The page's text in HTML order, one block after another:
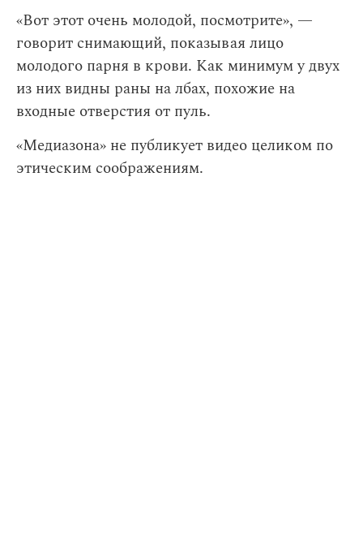
«Вот этот очень молодой, посмотрите», —
говорит снимающий, показывая лицо
молодого парня в крови. Как минимум у двух
из них видны раны на лбах, похожие на
входные отверстия от пуль.
«Медиазона» не публикует видео целиком по
этическим соображениям.